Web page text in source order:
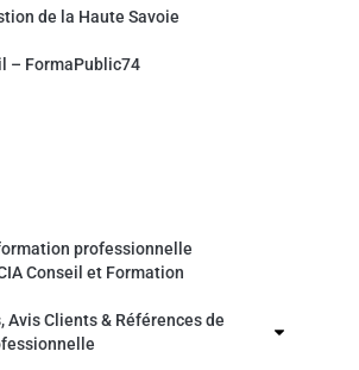
de la Haute Savoie
– FormaPublic74
professionnelle
Conseil et Formation
Avis Clients & Références de